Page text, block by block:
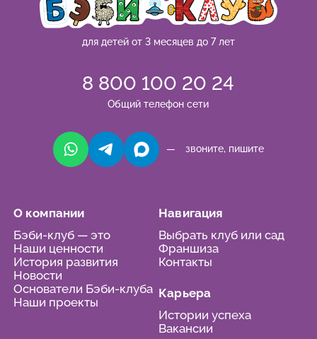
для детей от 3 месяцев до 7 лет
8 800 100 20 24
Общий телефон сети
— звоните, пишите
О компании
Бэби-клуб — это
Наши ценности
История развития
Новости
Основатели Бэби-клуба
Наши проекты
Навигация
Выбрать клуб или сад
Франшиза
Контакты
Карьера
Истории успеха
Вакансии